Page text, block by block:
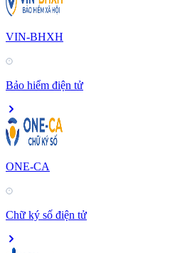
VIN-BHXH
Bảo hiểm điện tử
ONE-CA
Chữ ký số điện tử